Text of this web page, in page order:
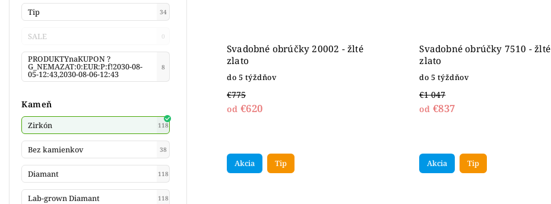
Tip 34
SALE 0
PRODUKTYnaKUPON ?
G_NEMAZAT:0:EUR:P:f!2030-08-
05-12:43,2030-08-06-12:43
8
Kameň
Zirkón 118
Bez kamienkov 38
Diamant 118
Lab-grown Diamant 118
Svadobné obrúčky 20002 - žlté
zlato
do 5 týždňov
€775
od €620
Svadobné obrúčky 7510 - žlté
zlato
do 5 týždňov
€1 047
od €837
Akcia Tip Akcia Tip